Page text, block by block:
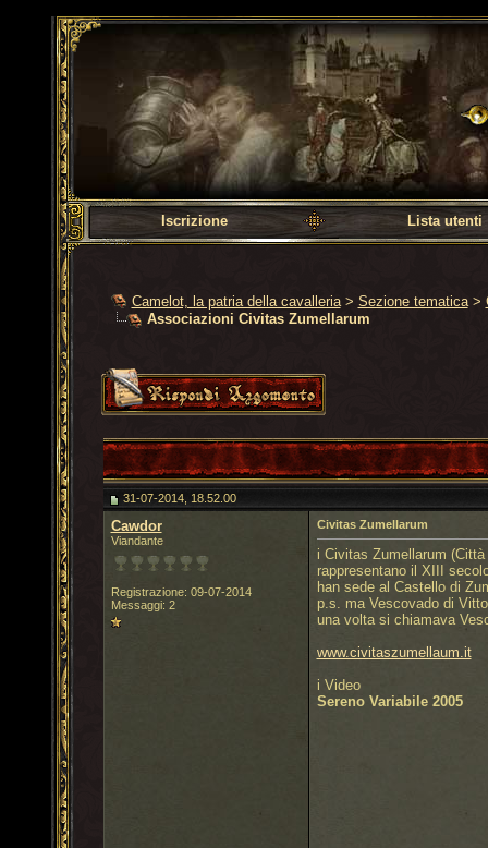
Camelot, la patria
Iscrizione Lista utenti
Camelot, la patria della cavalleria > Sezione tematica >
Associazioni Civitas Zumellarum
31-07-2014, 18.52.00
Cawdor
Viandante
Registrazione: 09-07-2014
Messaggi: 2
Civitas Zumellarum
i Civitas Zumellarum
rappresentano il XIII
han sede al Castello di
p.s. ma Vescovado di
una volta si chiamava
www.civitaszumellaum.it
i Video
Sereno Variabile 2005